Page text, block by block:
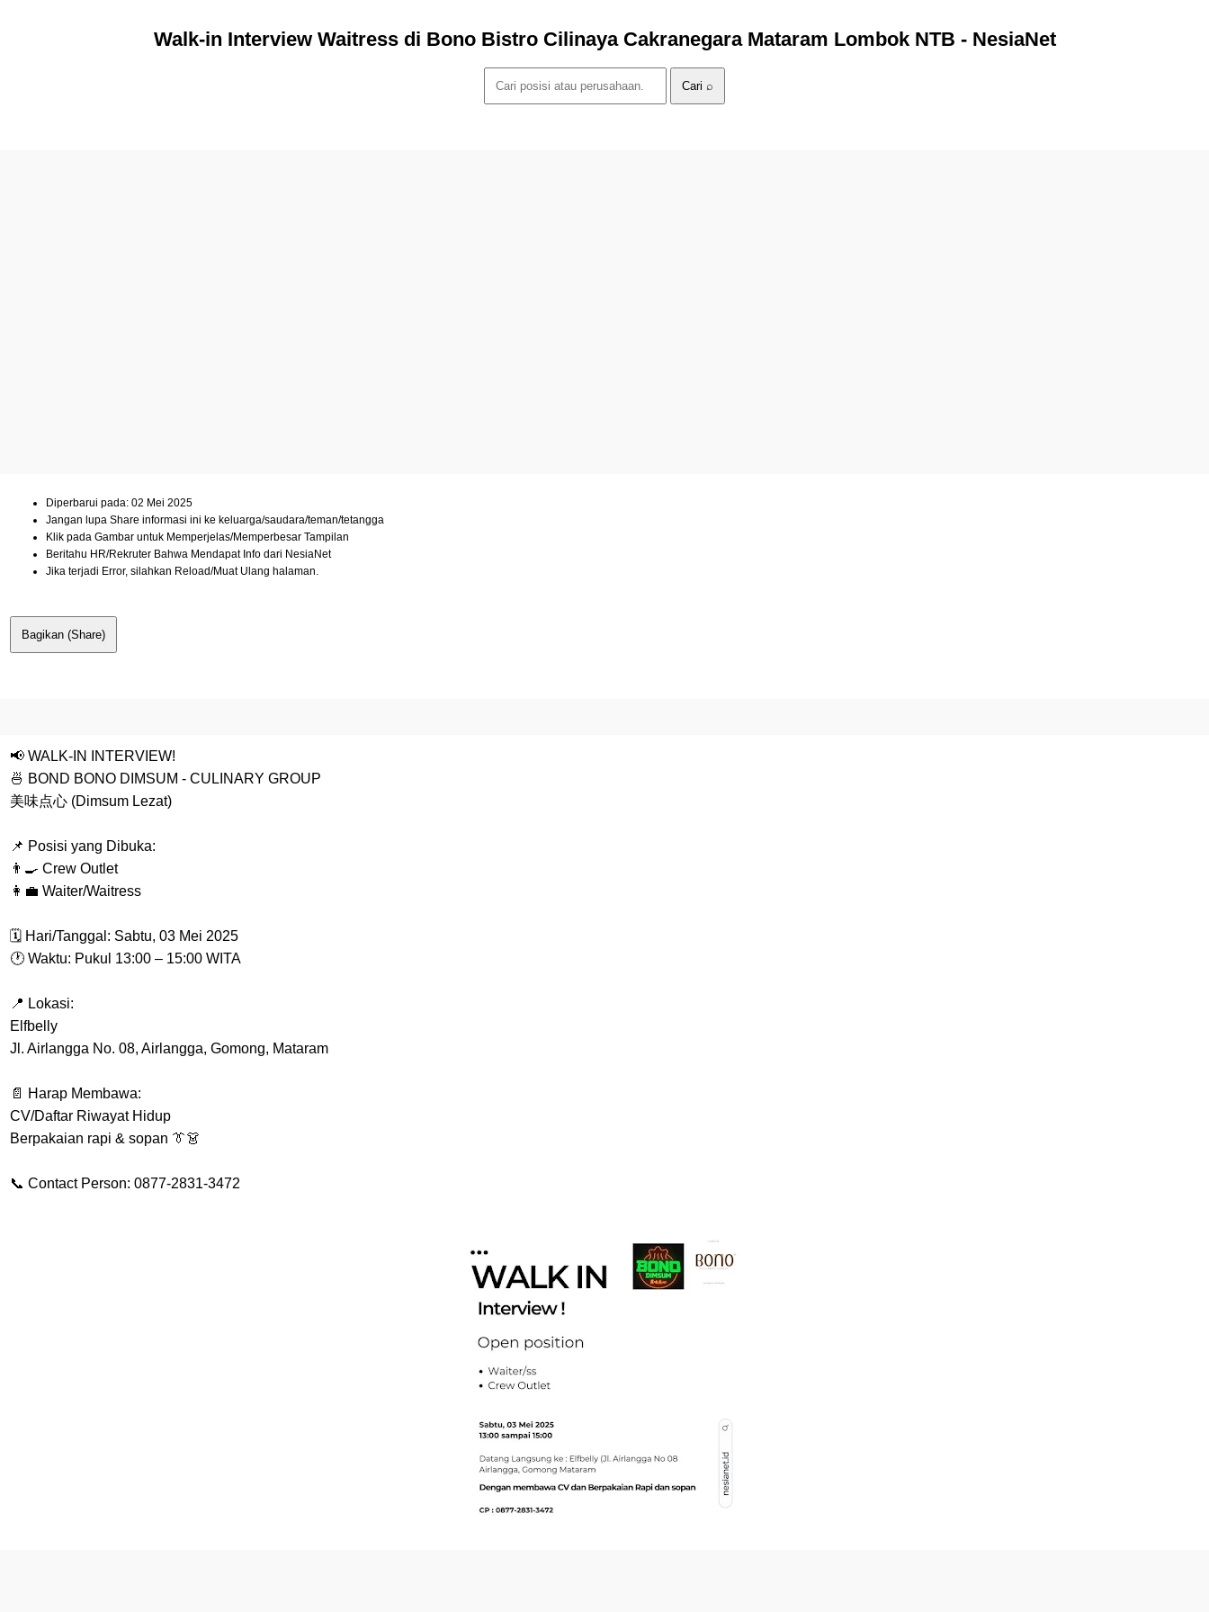
Walk-in Interview Waitress di Bono Bistro Cilinaya Cakranegara Mataram Lombok NTB - NesiaNet
Cari ⌕
Diperbarui pada: 02 Mei 2025
Jangan lupa Share informasi ini ke keluarga/saudara/teman/tetangga
Klik pada Gambar untuk Memperjelas/Memperbesar Tampilan
Beritahu HR/Rekruter Bahwa Mendapat Info dari NesiaNet
Jika terjadi Error, silahkan Reload/Muat Ulang halaman.
Bagikan (Share)
📢 WALK-IN INTERVIEW!
🍜 BOND BONO DIMSUM - CULINARY GROUP
美味点心 (Dimsum Lezat)
📌 Posisi yang Dibuka:
👨‍🍳 Crew Outlet
👩‍💼 Waiter/Waitress
🗓 Hari/Tanggal: Sabtu, 03 Mei 2025
🕐 Waktu: Pukul 13:00 – 15:00 WITA
📍 Lokasi:
Elfbelly
Jl. Airlangga No. 08, Airlangga, Gomong, Mataram
📄 Harap Membawa:
CV/Daftar Riwayat Hidup
Berpakaian rapi & sopan 👔👗
📞 Contact Person: 0877-2831-3472